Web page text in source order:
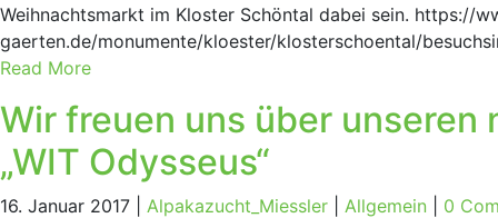
Weihnachtsmarkt im Kloster Schöntal dabei sein. https://
gaerten.de/monumente/kloester/klosterschoental/
Read More
Wir freu­en uns über unse­ren
„WIT Odys­seus“
16. Januar 2017 | Alpakazucht_Miessler Allgemein
0